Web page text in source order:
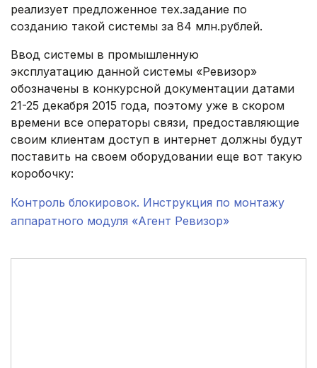
реализует предложенное тех.задание по
созданию такой системы за 84 млн.рублей.
Ввод системы в промышленную
эксплуатацию данной системы «Ревизор»
обозначены в конкурсной документации датами
21-25 декабря 2015 года, поэтому уже в скором
времени все операторы связи, предоставляющие
своим клиентам доступ в интернет должны будут
поставить на своем оборудовании еще вот такую
коробочку:
Контроль блокировок. Инструкция по монтажу
аппаратного модуля «Агент Ревизор»